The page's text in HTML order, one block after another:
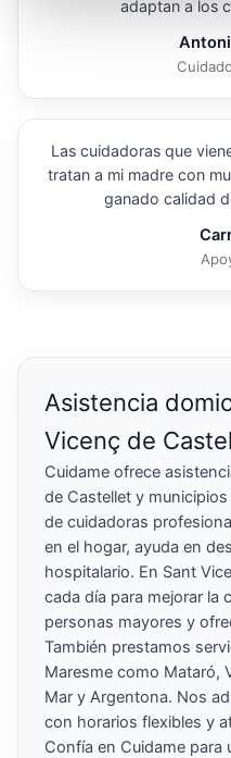
adaptan a los
Las cuidadoras que
tratan a mi madre con
ganado calidad
Asistencia
Vicenç de
Cuidame ofrece
de Castellet y
de cuidadoras
en el hogar, ayuda en
hospitalario. En Sant
cada día para mejorar la
personas mayores y
También prestamos
Maresme como Mataró,
Mar y Argentona. Nos
con horarios flexibles y
Confía en Cuidame para